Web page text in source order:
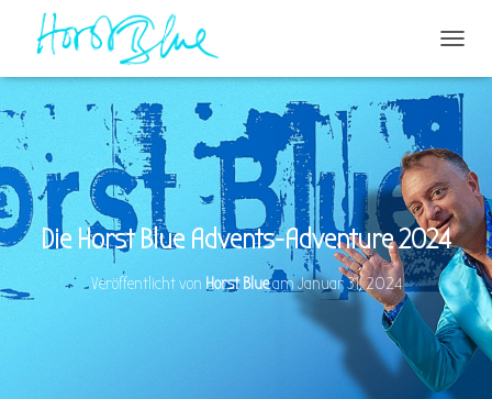
A
V
A
T
I
O
N
U
M
S
C
H
A
L
Die Horst Blue Advents-Adventure 2024
Veröffentlicht von Horst BlueamJanuar 31, 2024